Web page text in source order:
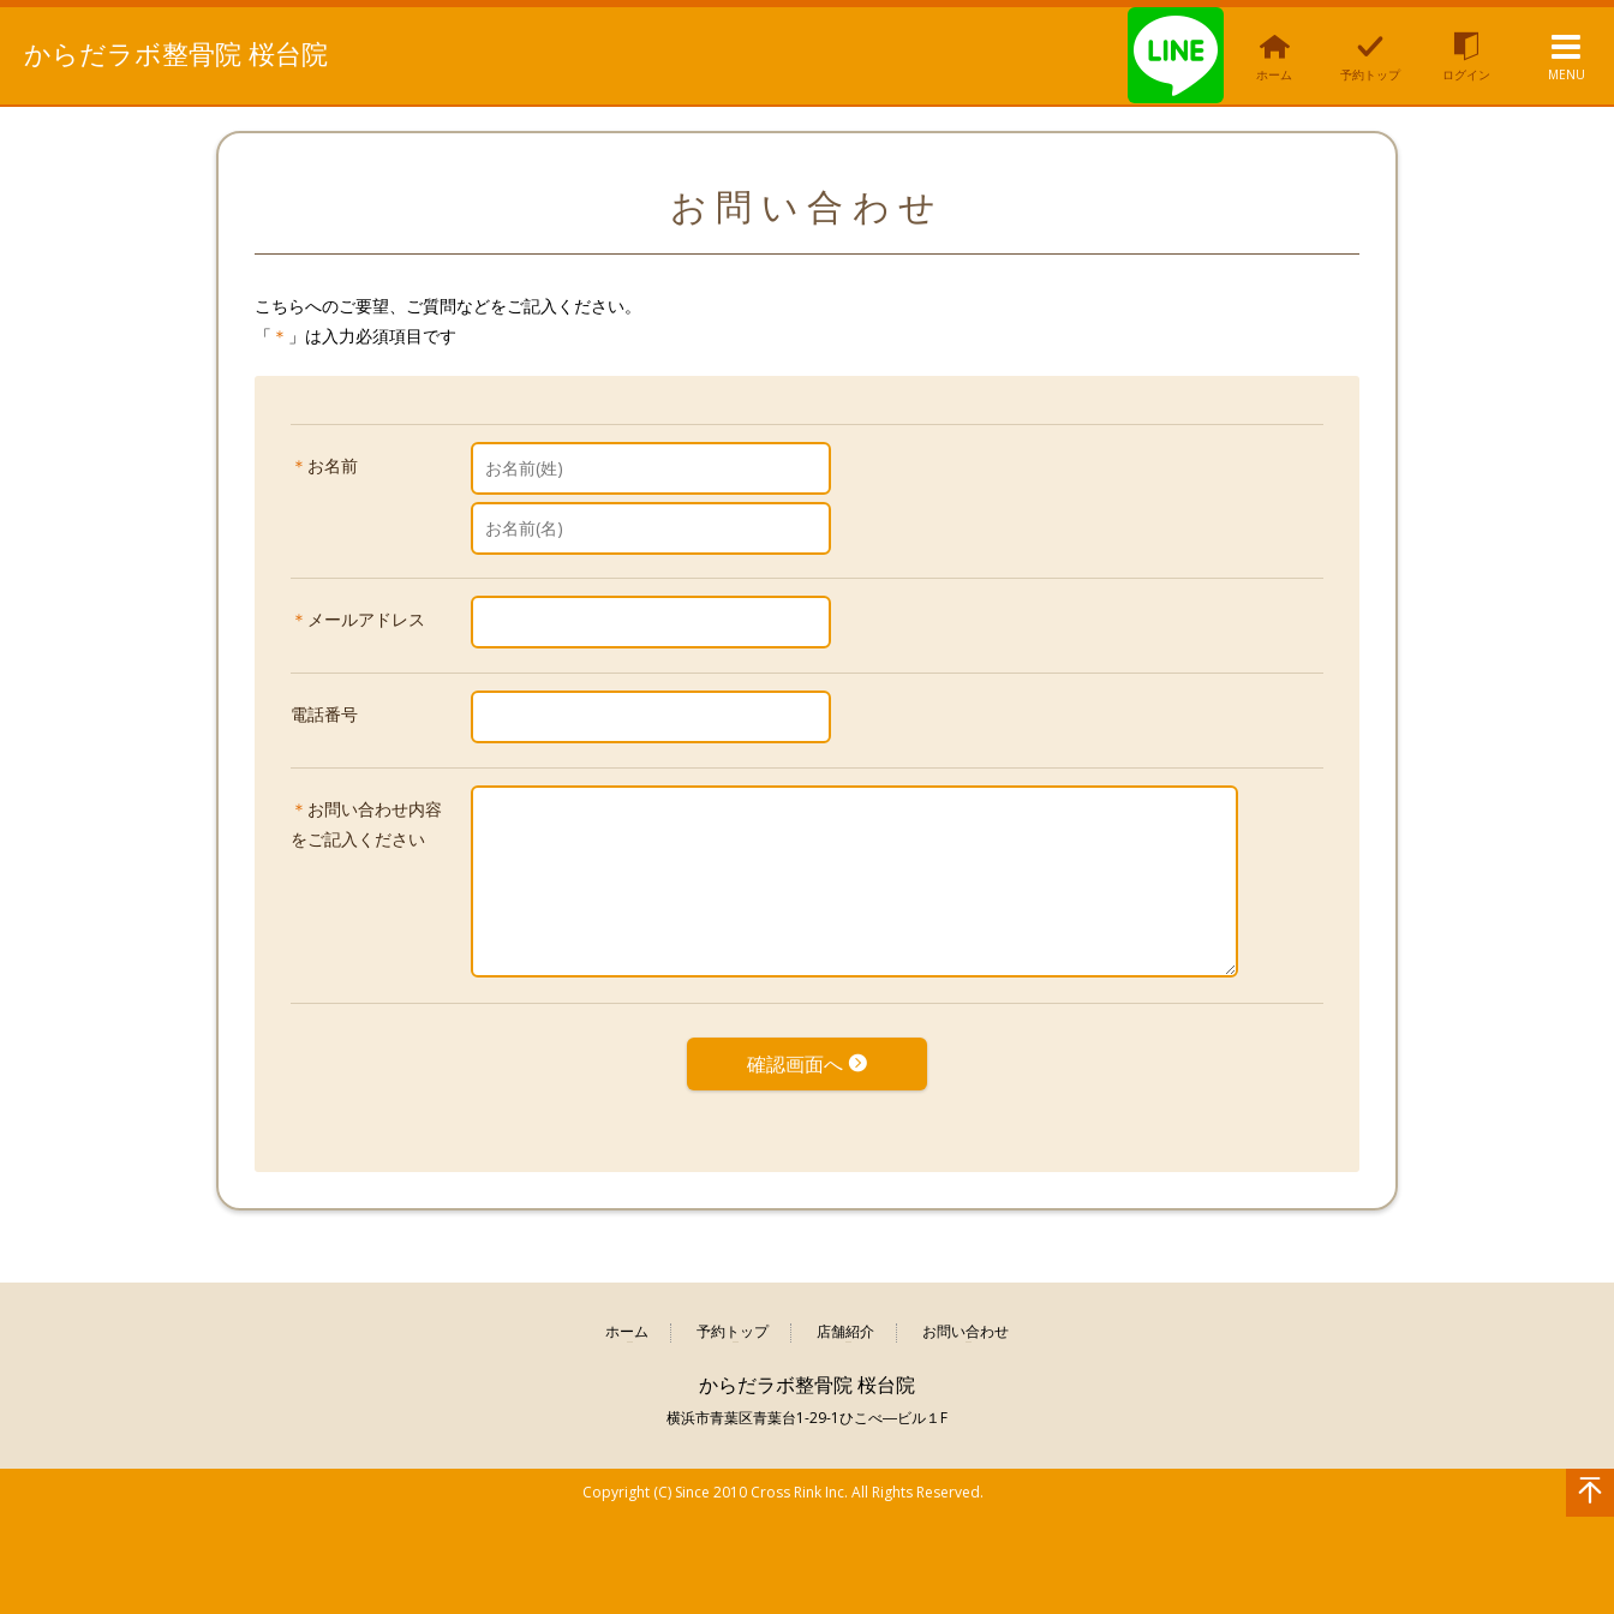
からだラボ整骨院 桜台院
ホーム 予約トップ ログイン MENU
お問い合わせ
こちらへのご要望、ご質問などをご記入ください。
「 ＊ 」は入力必須項目です
＊ お名前
＊ メールアドレス
電話番号
＊ お問い合わせ内容
をご記入ください
確認画面へ
ホーム 予約トップ 店舗紹介 お問い合わせ
からだラボ整骨院 桜台院
横浜市青葉区青葉台1-29-1ひこべ―ビル１F
Copyright (C) Since 2010 Cross Rink Inc. All Rights Reserved.